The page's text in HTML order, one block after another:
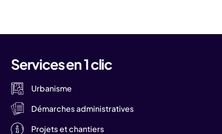
Services en 1 clic
Urbanisme
Démarches administratives
Projets et chantiers